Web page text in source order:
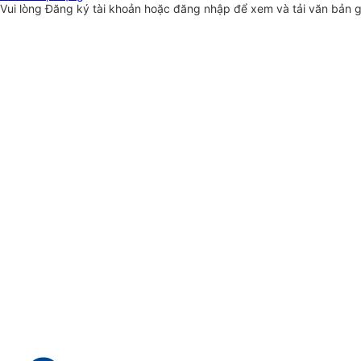
Vui lòngĐăng ký tài khoản hoặc đăng nhập để xem và tải văn bản